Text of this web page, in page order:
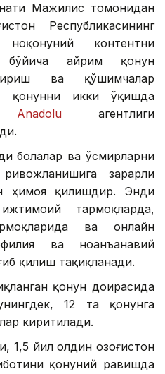
Мажилис томонидан
Республикасининг
контентни
бўйича айрим қонун
ва қўшимчалар
қонунни икки ўқишда
Anadoluагентлиги
болалар ва ўсмирларни
зарарли
ҳимоя қилишдир. Энди
тармоқларда,
ва онлайн
ва ноанъанавий
қилиш тақиқланади.
қонун доирасида
12 та қонунга
киритилади.
йил олдин Қозоғистон
қонуний равишда